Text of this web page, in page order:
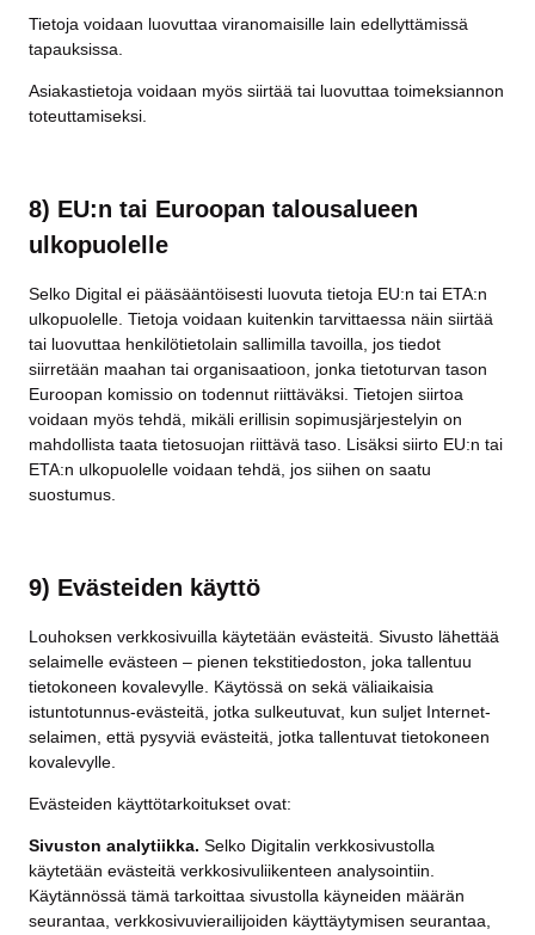
Tietoja voidaan luovuttaa viranomaisille lain edellyttämissä
tapauksissa.
Asiakastietoja voidaan myös siirtää tai luovuttaa toimeksiannon
toteuttamiseksi.
8) EU:n tai Euroopan talousalueen
ulkopuolelle
Selko Digital ei pääsääntöisesti luovuta tietoja EU:n tai ETA:n
ulkopuolelle. Tietoja voidaan kuitenkin tarvittaessa näin siirtää
tai luovuttaa henkilötietolain sallimilla tavoilla, jos tiedot
siirretään maahan tai organisaatioon, jonka tietoturvan tason
Euroopan komissio on todennut riittäväksi. Tietojen siirtoa
voidaan myös tehdä, mikäli erillisin sopimusjärjestelyin on
mahdollista taata tietosuojan riittävä taso. Lisäksi siirto EU:n tai
ETA:n ulkopuolelle voidaan tehdä, jos siihen on saatu
suostumus.
9) Evästeiden käyttö
Louhoksen verkkosivuilla käytetään evästeitä. Sivusto lähettää
selaimelle evästeen – pienen tekstitiedoston, joka tallentuu
tietokoneen kovalevylle. Käytössä on sekä väliaikaisia
istuntotunnus-evästeitä, jotka sulkeutuvat, kun suljet Internet-
selaimen, että pysyviä evästeitä, jotka tallentuvat tietokoneen
kovalevylle.
Evästeiden käyttötarkoitukset ovat:
Sivuston analytiikka. Selko Digitalin verkkosivustolla
käytetään evästeitä verkkosivuliikenteen analysointiin.
Käytännössä tämä tarkoittaa sivustolla käyneiden määrän
seurantaa, verkkosivuvierailijoiden käyttäytymisen seurantaa,